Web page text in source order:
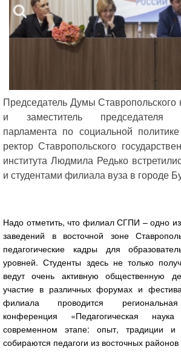
Председатель Думы Ставропольского
и заместитель председателя
парламента по социальной
ректор Ставропольского
института Людмила Редько
и студентами филиала вуза в городе
Надо отметить, что филиал СГПИ – одно
заведений в восточной зоне
педагогические кадры для
уровней. Студенты здесь не только
ведут очень активную общественную
участие в различных форумах и
филиала проводится региональная
конференция «Педагогическая
современном этапе: опыт, традиции
собираются педагоги из восточных районов